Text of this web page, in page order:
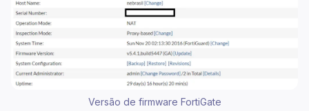
Versão de firmware FortiGate